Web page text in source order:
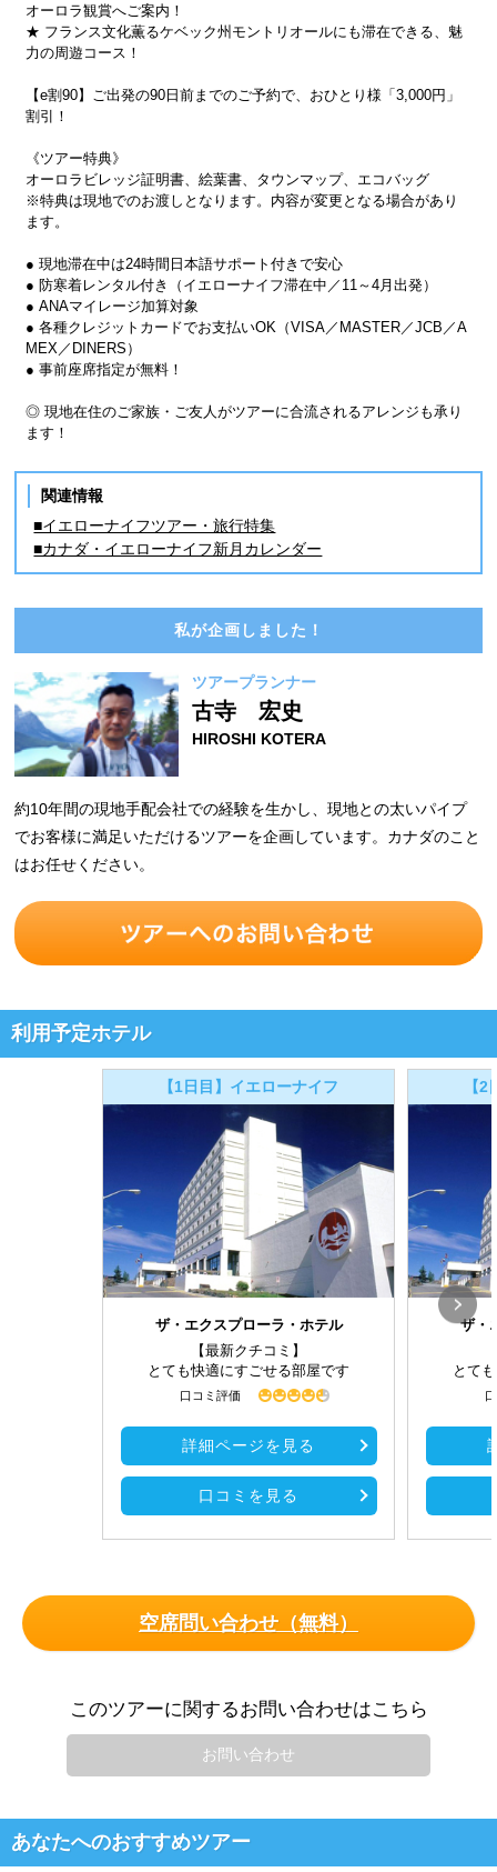
オーロラ観賞へご案内！
★ フランス文化薫るケベック州モントリオールにも滞在できる、魅
力の周遊コース！
【e割90】ご出発の90日前までのご予約で、おひとり様「3,000円」
割引！
《ツアー特典》
オーロラビレッジ証明書、絵葉書、タウンマップ、エコバッグ
※特典は現地でのお渡しとなります。内容が変更となる場合があり
ます。
● 現地滞在中は24時間日本語サポート付きで安心
● 防寒着レンタル付き（イエローナイフ滞在中／11～4月出発）
● ANAマイレージ加算対象
● 各種クレジットカードでお支払いOK（VISA／MASTER／JCB／A
MEX／DINERS）
● 事前座席指定が無料！
◎ 現地在住のご家族・ご友人がツアーに合流されるアレンジも承り
ます！
関連情報
■イエローナイフツアー・旅行特集
■カナダ・イエローナイフ新月カレンダー
私が企画しました！
ツアープランナー
古寺 宏史
HIROSHI KOTERA
約10年間の現地手配会社での経験を生かし、現地との太いパイプ
でお客様に満足いただけるツアーを企画しています。カナダのこと
はお任せください。
利用予定ホテル
【1日目】イエローナイフ
ザ・エクスプローラ・ホテル
【最新クチコミ】
とても快適にすごせる部屋です
口コミ評価
詳細ページを見る
口コミを見る
【
ザ・
とて
空席問い合わせ（無料）
このツアーに関するお問い合わせはこちら
お問い合わせ
あなたへのおすすめツアー